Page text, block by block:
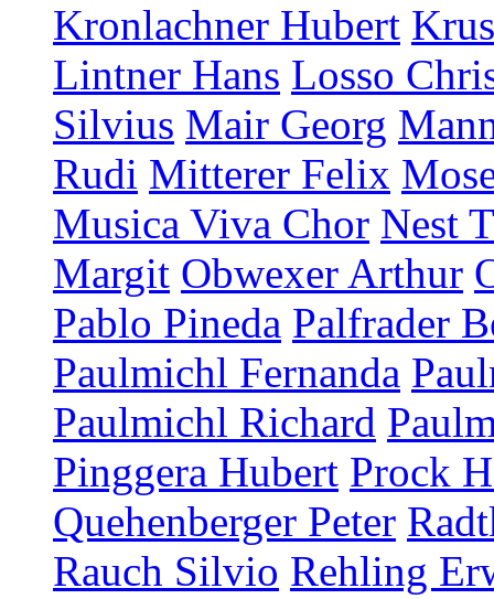
Kronlachner Hubert
Lintner Hans Losso
Silvius Mair Georg
Rudi Mitterer Felix
Musica Viva Chor Nest
Margit Obwexer Arthur
Pablo Pineda Palfrader
Paulmichl Fernanda
Paulmichl Richard
Pinggera Hubert Prock
Quehenberger Peter
Rauch Silvio Rehling